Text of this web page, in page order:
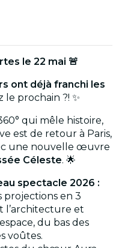
le 22 mai 🚨
ont déjà franchi les
le prochain ?! ✨
qui mêle histoire,
est de retour à Paris,
une nouvelle œuvre
Céleste. 🌟
spectacle 2026 :
projections en 3
l’architecture et
du bas des
voûtes.